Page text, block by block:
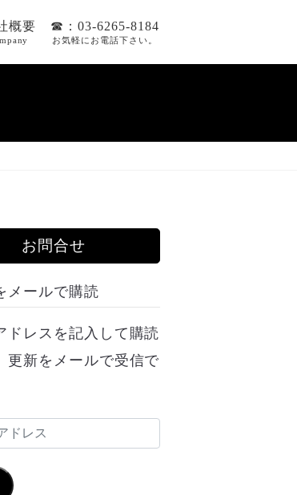
概要 ☎：03-6265-8184
お気軽にお電話下さい。
お問合せ
メールで購読
ドレスを記入して購読
更新をメールで受信で